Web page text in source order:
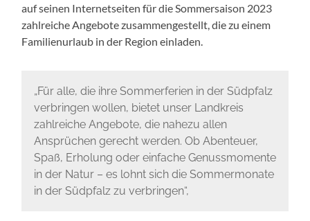
auf seinen Internetseiten für die Sommersaison 2023
zahlreiche Angebote zusammengestellt, die zu einem
Familienurlaub in der Region einladen.
„Für alle, die ihre Sommerferien in der Südpfalz
verbringen wollen, bietet unser Landkreis
zahlreiche Angebote, die nahezu allen
Ansprüchen gerecht werden. Ob Abenteuer,
Spaß, Erholung oder einfache Genussmomente
in der Natur – es lohnt sich die Sommermonate
in der Südpfalz zu verbringen“,